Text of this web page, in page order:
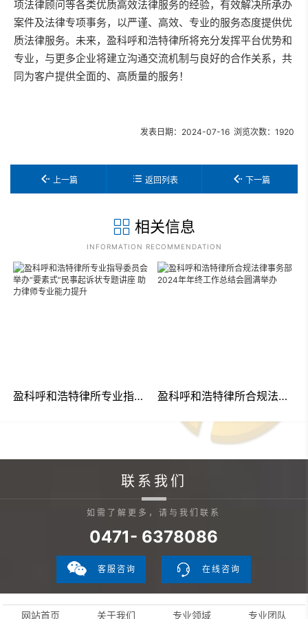
项法律顾问等各类优质高效法律服务的经验，有效解决所承办
案件及法律专项事务，以严谨、高效、专业的服务态度提供优
质法律服务。未来，盈科呼和浩特律所将充分发挥平台优势和
专业，与更多企业将建立沟通交流机制与良好的合作关系，共
同为客户提供全面的、高质量的服务！
发表日期：2024-07-16 浏览次数：1920
上一篇 返回列表 下一篇
相关信息
INFORMATION RECOMMENDATION
盈科呼和浩特律所专业指导委员会举办“要素式”民事起诉状专题讲座 助力律师专业能力提升 盈科呼和浩特律所合规法律事务部2024年年终工作总结会圆满举办
联系我们
如需了解更多，请与我们联系
0471- 6378086
客服咨询 在线咨询
网站首页 关于我们 专业领域 专业团队